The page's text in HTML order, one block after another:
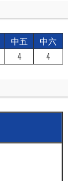
中五
中六
4 4